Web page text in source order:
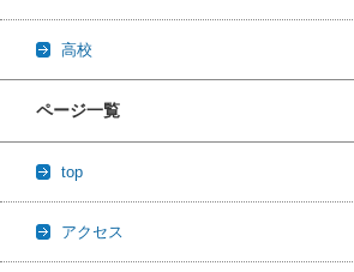
高校
ページ一覧
top
アクセス